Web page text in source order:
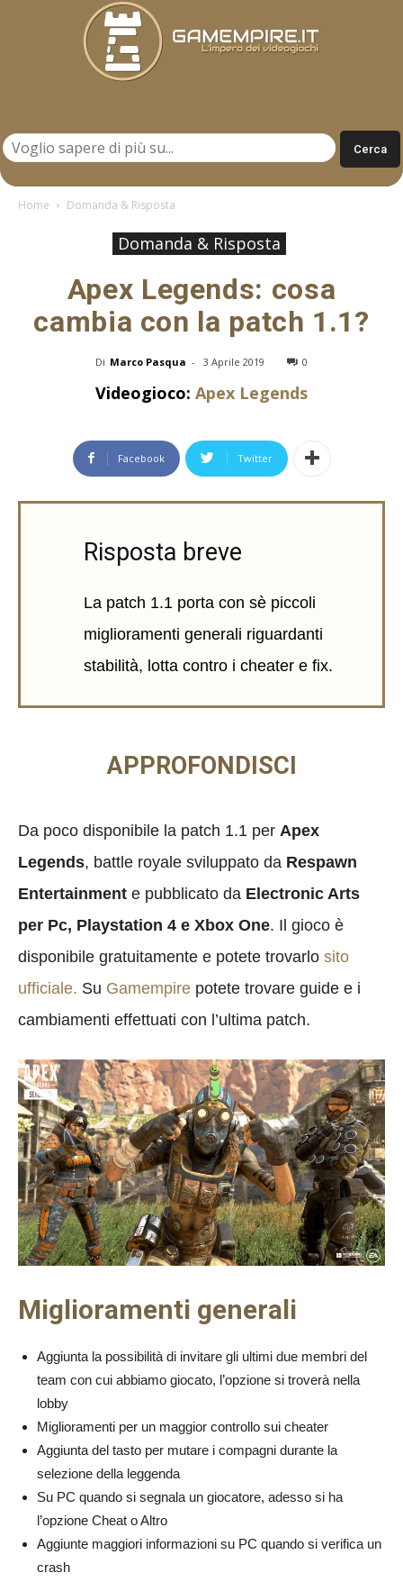
Home Domanda & Risposta
Domanda & Risposta
Apex Legends: cosa
cambia con la patch 1.1?
Di Marco Pasqua - 3 Aprile 2019 0
Videogioco: Apex Legends
Facebook Twitter
Risposta breve
La patch 1.1 porta con sè piccoli
miglioramenti generali riguardanti
stabilità, lotta contro i cheater e fix.
APPROFONDISCI
Da poco disponibile la patch 1.1 per Apex
Legends, battle royale sviluppato da Respawn
Entertainment e pubblicato da Electronic Arts
per Pc, Playstation 4 e Xbox One. Il gioco è
disponibile gratuitamente e potete trovarlo sito
ufficiale. Su Gamempire potete trovare guide e i
cambiamenti effettuati con l’ultima patch.
Miglioramenti generali
Aggiunta la possibilità di invitare gli ultimi due membri del
team con cui abbiamo giocato, l’opzione si troverà nella
lobby
Miglioramenti per un maggior controllo sui cheater
Aggiunta del tasto per mutare i compagni durante la
selezione della leggenda
Su PC quando si segnala un giocatore, adesso si ha
l’opzione Cheat o Altro
Aggiunte maggiori informazioni su PC quando si verifica un
crash